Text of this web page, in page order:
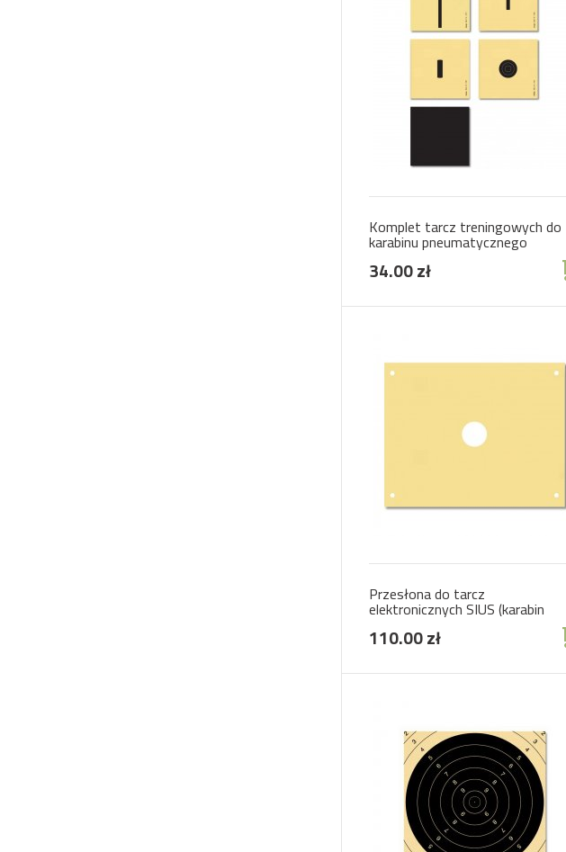
Komplet tarcz treningowych do
karabinu pneumatycznego
34.00 zł
Przesłona do tarcz
elektronicznych SIUS (karabin
pneumatyczny)
110.00 zł